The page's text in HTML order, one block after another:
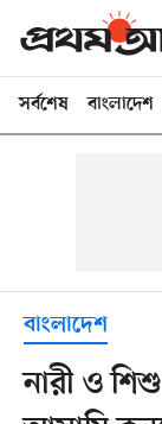
সর্বশেষ বাংলাদেশ
বাংলাদেশ
নারী ও